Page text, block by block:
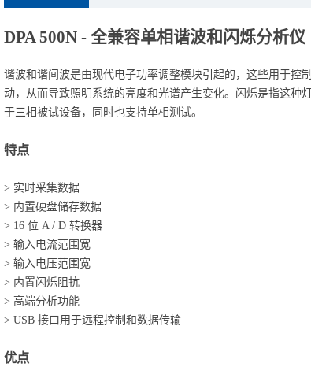
DPA 500N - 全兼容单相谐波和闪烁分析仪
谐波和谐间波是由现代电子功率调整模块引起的，这些用于控
动，从而导致照明系统的亮度和光谱产生变化。闪烁是指这种
于三相被试设备，同时也支持单相测试。
特点
> 实时采集数据
> 内置硬盘储存数据
> 16 位 A / D 转换器
> 输入电流范围宽
> 输入电压范围宽
> 内置闪烁阻抗
> 高端分析功能
> USB 接口用于远程控制和数据传输
优点